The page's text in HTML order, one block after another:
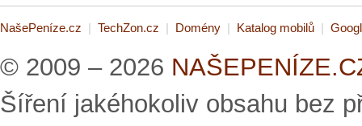
NašePeníze.cz | TechZon.cz | Domény | Katalog mobilů |
© 2009 – 2026
Šíření jakéhokoliv obsahu bez